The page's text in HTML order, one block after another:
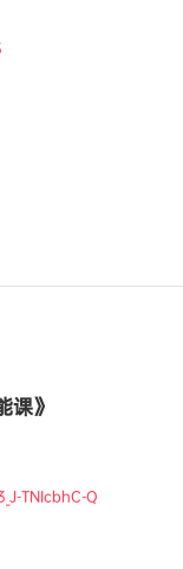
课》
TNIcbhC-Q